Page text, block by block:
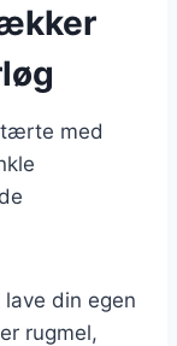
med
din egen
rugmel,